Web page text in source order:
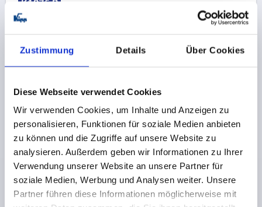
Zustimmung Details Über Cookies
Diese Webseite verwendet Cookies
Wir verwenden Cookies, um Inhalte und Anzeigen zu
personalisieren, Funktionen für soziale Medien anbieten
zu können und die Zugriffe auf unsere Website zu
analysieren. Außerdem geben wir Informationen zu Ihrer
Verwendung unserer Website an unsere Partner für
soziale Medien, Werbung und Analysen weiter. Unsere
Partner führen diese Informationen möglicherweise mit
K1875 B
FORM:B 4-SPEICHEN, STAHL SCHWARZ
PULVERBESCHICHTET
AUSSENDURCHMESSER=200
BEFESTIGUNGSBOHRUNG=18H9
FORM-TYP=4-SPEICHEN
ANZAHL DER SPEICHEN=4
Bestellnummer: